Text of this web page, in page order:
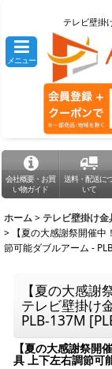
テレビ壁掛
メニュー
会社概要・お買
い物ガイド
送料・配送に
いて
ホーム >テレビ壁掛け金
>
【夏の大感謝祭開催
節可能ダブルアーム -
【夏の大感
テレビ壁掛け
PLB-137M [
【夏の大感謝祭開
具 上下左右調節可